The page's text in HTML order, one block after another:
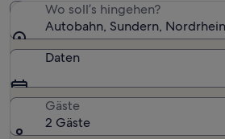
Wo soll’s hingehen?
Autobahn, Sundern,
Daten
Gäste
2 Gäste